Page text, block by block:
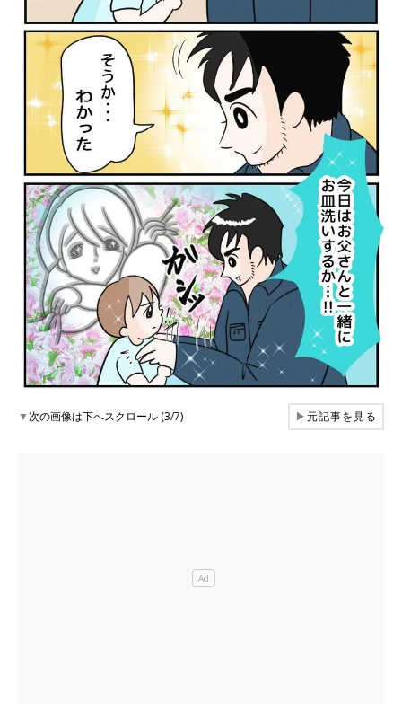
▼次の画像は下へスクロール (3/7) ▶元記事を見る